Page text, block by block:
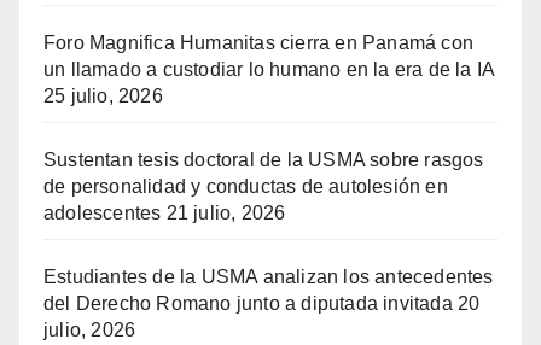
Foro Magnifica Humanitas cierra en Panamá con
un llamado a custodiar lo humano en la era de la IA
25 julio, 2026
Sustentan tesis doctoral de la USMA sobre rasgos
de personalidad y conductas de autolesión en
adolescentes 21 julio, 2026
Estudiantes de la USMA analizan los antecedentes
del Derecho Romano junto a diputada invitada 20
julio, 2026